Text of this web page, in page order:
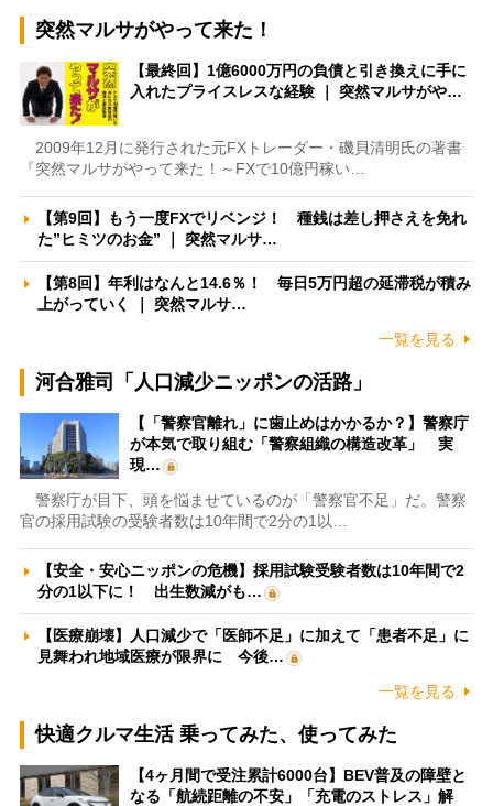
突然マルサがやって来た！
【最終回】1億6000万円の負債と引き換えに手に
入れたプライスレスな経験 ｜ 突然マルサがや…
2009年12月に発行された元FXトレーダー・磯貝清明氏の著書
『突然マルサがやって来た！～FXで10億円稼い…
【第9回】もう一度FXでリベンジ！ 種銭は差し押さえを免れ
た”ヒミツのお金” ｜ 突然マルサ…
【第8回】年利はなんと14.6％！ 毎日5万円超の延滞税が積み
上がっていく ｜ 突然マルサ…
一覧を見る
河合雅司「人口減少ニッポンの活路」
【「警察官離れ」に歯止めはかかるか？】警察庁
が本気で取り組む「警察組織の構造改革」 実
現…
警察庁が目下、頭を悩ませているのが「警察官不足」だ。警察
官の採用試験の受験者数は10年間で2分の1以…
【安全・安心ニッポンの危機】採用試験受験者数は10年間で2
分の1以下に！ 出生数減がも…
【医療崩壊】人口減少で「医師不足」に加えて「患者不足」に
見舞われ地域医療が限界に 今後…
一覧を見る
快適クルマ生活 乗ってみた、使ってみた
【4ヶ月間で受注累計6000台】BEV普及の障壁と
なる「航続距離の不安」「充電のストレス」解